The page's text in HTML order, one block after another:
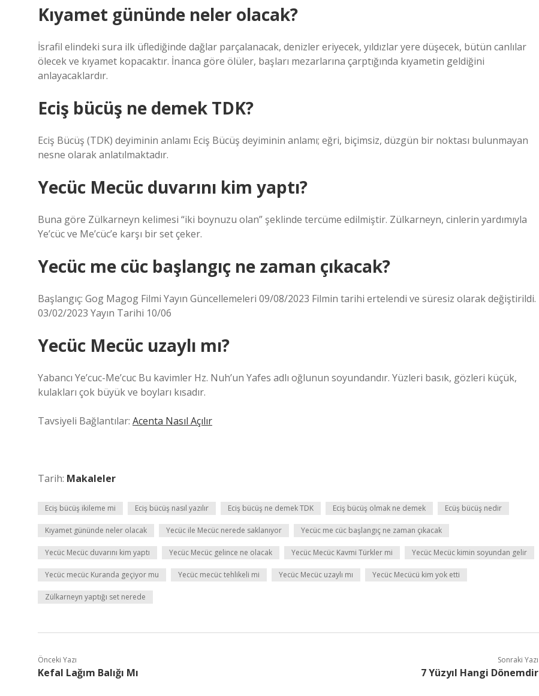
Kıyamet gününde neler olacak?
İsrafil elindeki sura ilk üflediğinde dağlar parçalanacak, denizler eriyecek, yıldızlar yere düşecek, bütün canlılar
ölecek ve kıyamet kopacaktır. İnanca göre ölüler, başları mezarlarına çarptığında kıyametin geldiğini
anlayacaklardır.
Eciş bücüş ne demek TDK?
Eciş Bücüş (TDK) deyiminin anlamı Eciş Bücüş deyiminin anlamı; eğri, biçimsiz, düzgün bir noktası bulunmayan
nesne olarak anlatılmaktadır.
Yecüc Mecüc duvarını kim yaptı?
Buna göre Zülkarneyn kelimesi “iki boynuzu olan” şeklinde tercüme edilmiştir. Zülkarneyn, cinlerin yardımıyla
Ye’cüc ve Me’cüc’e karşı bir set çeker.
Yecüc me cüc başlangıç ne zaman çıkacak?
Başlangıç: Gog Magog Filmi Yayın Güncellemeleri 09/08/2023 Filmin tarihi ertelendi ve süresiz olarak değiştirildi.
03/02/2023 Yayın Tarihi 10/06
Yecüc Mecüc uzaylı mı?
Yabancı Ye’cuc-Me’cuc Bu kavimler Hz. Nuh’un Yafes adlı oğlunun soyundandır. Yüzleri basık, gözleri küçük,
kulakları çok büyük ve boyları kısadır.
Tavsiyeli Bağlantılar: Acenta Nasıl Açılır
Tarih: Makaleler
Eciş bücüş ikileme mi Eciş bücüş nasıl yazılır Eciş bücüş ne demek TDK Eciş bücüş olmak ne demek Ecüş bücüş nedir
Kıyamet gününde neler olacak Yecüc ile Mecüc nerede saklanıyor Yecüc me cüc başlangıç ne zaman çıkacak
Yecüc Mecüc duvarını kim yaptı Yecüc Mecüc gelince ne olacak Yecüc Mecüc Kavmi Türkler mi Yecüc Mecüc kimin soyundan gelir
Yecüc mecüc Kuranda geçiyor mu Yecüc mecüc tehlikeli mi Yecüc Mecüc uzaylı mı Yecüc Mecücü kim yok etti
Zülkarneyn yaptığı set nerede
Önceki Yazı
Kefal Lağım Balığı Mı
Sonraki Yazı
7 Yüzyıl Hangi Dönemdir